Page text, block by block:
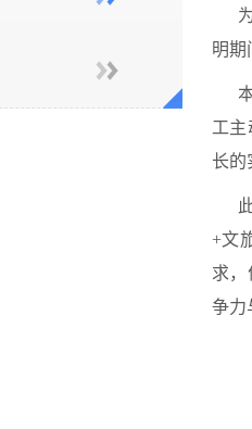
明期
工主
长的
+文
求，
争力